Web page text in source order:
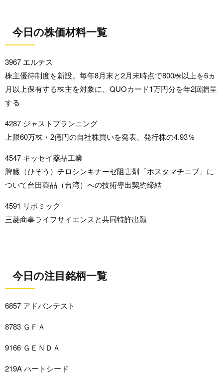
今日の株価材料一覧
3967 エルテス
株主優待制度を新設。毎年8月末と2月末時点で800株以上を6ヵ
月以上保有する株主を対象に、QUOカード1万円分を年2回贈呈
する
4287 ジャストプランニング
上限60万株・2億円の自社株買いを発表、発行株の4.93％
4547 キッセイ薬品工業
脾臓（ひぞう）チロシンキナーゼ阻害剤「ホスタマチニブ」に
ついて台田薬品（台湾）への技術導出契約締結
4591 リボミック
三菱商事ライフサイエンスと共同特許出願
今日の注目銘柄一覧
6857 アドバンテスト
8783 ＧＦＡ
9166 ＧＥＮＤＡ
219A ハートシード